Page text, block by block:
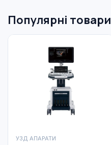
Популярні товари
УЗД АПАРАТИ